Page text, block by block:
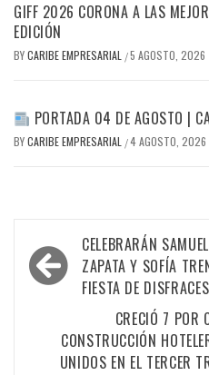
GIFF 2026 CORONA A LAS
EDICIÓN
BYCARIBE EMPRESARIAL /5 AGOSTO, 2026
PORTADA 04 DE AGOSTO |
BYCARIBE EMPRESARIAL /4 AGOSTO, 2026
Navegación
de
entradas
CELEBRARÁN
ZAPATA Y SOFÍA
FIESTA DE DISFRACES
CRECIÓ 7 POR
CONSTRUCCIÓN
UNIDOS EN EL TERCER